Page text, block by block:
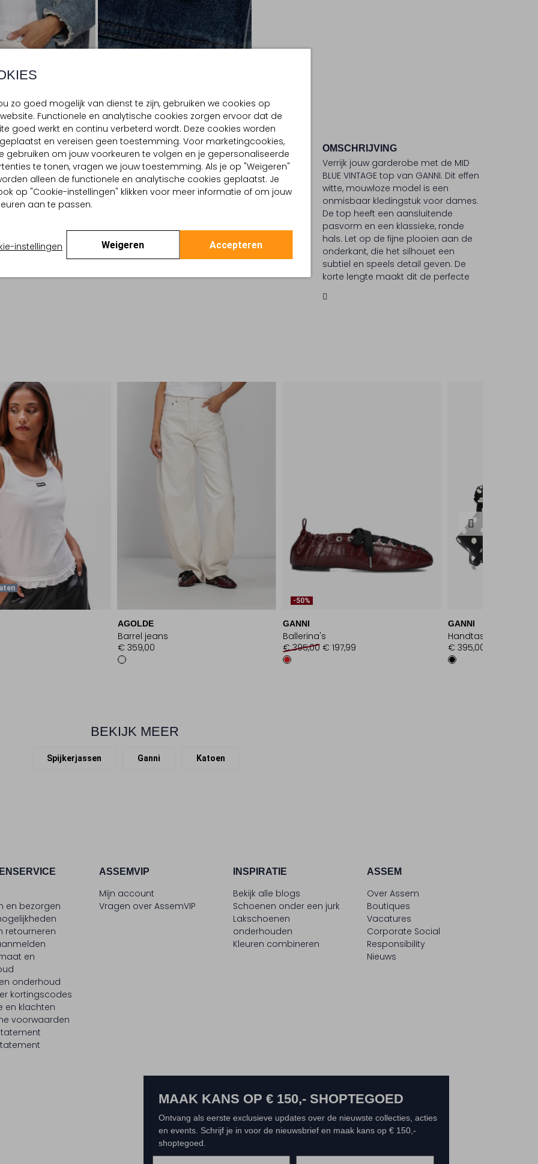
zo goed mogelijk van dienst te zijn, gebruiken we cookies op
Functionele en analytische cookies zorgen ervoor dat de
goed werkt en continu verbeterd wordt. Deze cookies worden
en vereisen geen toestemming. Voor marketingcookies,
gebruiken om jouw voorkeuren te volgen en je gepersonaliseerde
te tonen, vragen we jouw toestemming. Als je op "Weigeren"
alleen de functionele en analytische cookies geplaatst. Je
op "Cookie-instellingen" klikken voor meer informatie of om jouw
aan te passen.
instellingen Weigeren Accepteren
& RETOURNEREN
& PASVORM
Katoen
Mouwloos
WASVOORSCHRIFTEN
Normaal wassen op 30 °C
Strijken op maximaal 150 °C
Niet chemisch reinigen
OMSCHRIJVING
Verrijk jouw garderobe met de MID
BLUE VINTAGE top van GANNI. Dit effen
witte, mouwloze model is een
onmisbaar kledingstuk voor dames.
De top heeft een aansluitende
pasvorm en een klassieke, ronde
hals. Let op de fijne plooien aan de
onderkant, die het silhouet een
subtiel en speels detail geven. De
korte lengte maakt dit de perfecte
voor een comfortabele en verzorgde
AGOLDE
Barrel jeans
€ 359,00
-50%
GANNI
Ballerina's
€ 395,00 € 197,99
GANNI
Handtas
€ 395,00
BEKIJK MEER
Spijkerjassen Ganni Katoen
en bezorgen
retourneren
en
onderhoud
kortingscodes
en klachten
voorwaarden
ASSEMVIP
Mijn account
Vragen over AssemVIP
INSPIRATIE
Bekijk alle blogs
Schoenen onder een jurk
Lakschoenen
onderhouden
Kleuren combineren
ASSEM
Over Assem
Boutiques
Vacatures
Corporate Social
Responsibility
Nieuws
MAAK KANS OP € 150,- SHOPTEGOED
Ontvang als eerste exclusieve updates over de nieuwste collecties, acties
en events. Schrijf je in voor de nieuwsbrief en maak kans op € 150,-
shoptegoed.